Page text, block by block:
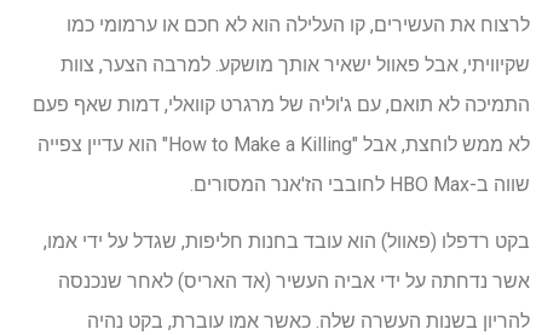
לרצוח את העשירים, קו העלילה הוא לא חכם או ערמומי כמו
שקיוויתי, אבל פאוול ישאיר אותך מושקע. למרבה הצער, צוות
התמיכה לא תואם, עם ג'וליה של מרגרט קוואלי, דמות שאף פעם
לא ממש לוחצת, אבל "How to Make a Killing" הוא עדיין צפייה
שווה ב-HBO Max לחובבי הז'אנר המסורים.
בקט רדפלו (פאוול) הוא עובד בחנות חליפות, שגדל על ידי אמו,
אשר נדחתה על ידי אביה העשיר (אד האריס) לאחר שנכנסה
להריון בשנות העשרה שלה. כאשר אמו עוברת, בקט נהיה